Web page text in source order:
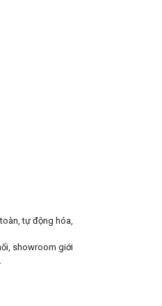
tự động hóa,
showroom giới